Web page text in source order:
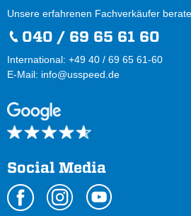
Unsere erfahrenen Fachverkäufer
040 / 69 65 61 60
International: +49 40 / 69 65 61-60
E-Mail: info@usspeed.de
Social Media